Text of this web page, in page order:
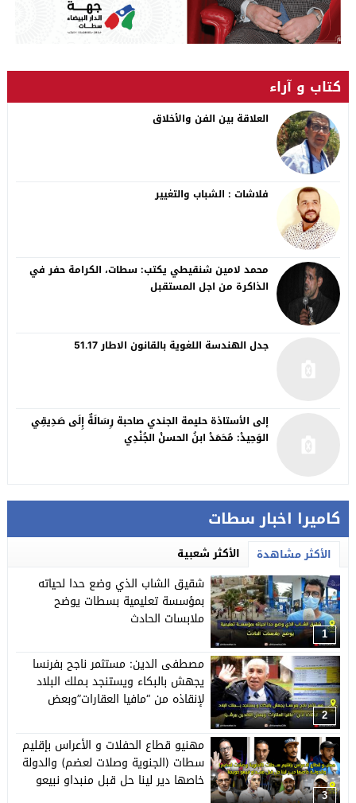
كاميرا اخبار سطات
الأكثر مشاهدة الأكثر شعبية
1
شقيق الشاب الذي وضع حدا لحياته
بمؤسسة تعليمية بسطات يوضح
ملابسات الحادث
2
مصطفى الدين: مستثمر ناجح بفرنسا
يجهش بالبكاء ويستنجد بـملك البلاد
لإنقاذه من “مافيا العقارات”وبعض
3
مهنيو قطاع الحفلات و الأعراس بإقليم
سطات (الجنوية وصلات لعضم) والدولة
خاصها دير لينا حل قبل منبداو نبيعو
كتاب و آراء
العلاقة بين الفن والأخلاق
فلاشات : الشباب والتغيير
محمد لامين شنقيطي يكتب: سطات، الكرامة حفر في
الذاكرة من اجل المستقبل
جدل الهندسة اللغوية بالقانون الاطار 51.17
إلى الأستاذة حليمة الجندي صاحبة رِسَالَةٌ إِلَى صَدِيقِي
الوَحِيدْ: مُحَمَدْ ابنُ الحسنْ الجُنْدِي